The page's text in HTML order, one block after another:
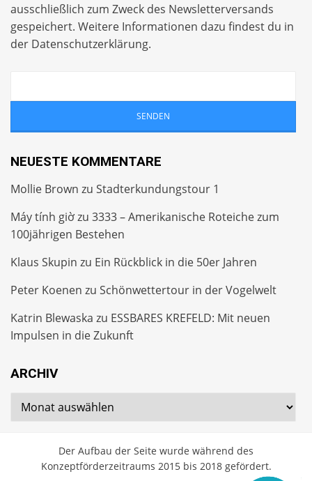
ausschließlich zum Zweck des Newsletterversands
gespeichert. Weitere Informationen dazu findest du in
der Datenschutzerklärung.
NEUESTE KOMMENTARE
Mollie Brown zu Stadterkundungstour 1
Máy tính giờzu 3333 – Amerikanische Roteiche zum
100jährigen Bestehen
Klaus Skupin zu Ein Rückblick in die 50er Jahren
Peter Koenen zu Schönwettertour in der Vogelwelt
Katrin Blewaska zu ESSBARES KREFELD: Mit neuen
Impulsen in die Zukunft
ARCHIV
Archiv
Der Aufbau der Seite wurde während des
Konzeptförderzeitraums 2015 bis 2018 gefördert.